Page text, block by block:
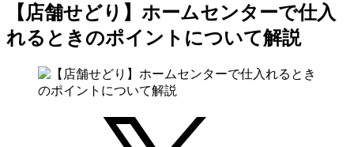
【店舗せどり】ホームセンターで仕入
れるときのポイントについて解説